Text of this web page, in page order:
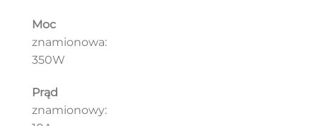
Moc
znamionowa:
350W
Prąd
znamionowy: